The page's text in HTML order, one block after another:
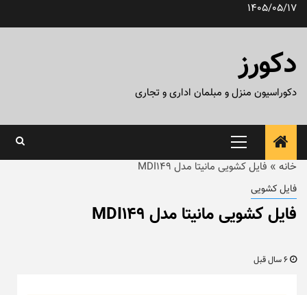
پرش1405/05/17
دکورز
دکوراسیون منزل و مبلمان اداری و تجاری
منوی
اصلی
خانه » فایل کشویی مانیتا مدل MDI149
فایل کشویی
فایل کشویی مانیتا مدل MDI149